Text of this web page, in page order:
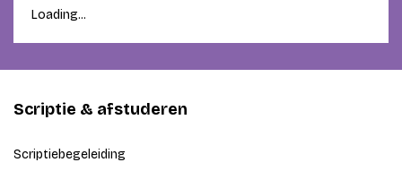
Loading...
Scriptie & afstuderen
Scriptiebegeleiding